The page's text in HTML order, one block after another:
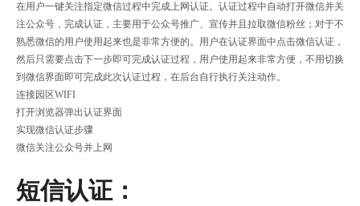
在用户一键关注指定微信过程中完成上网认证。认证过程中自动打开微信并关
注公众号，完成认证，主要用于公众号推广、宣传并且拉取微信粉丝；对于不
熟悉微信的用户使用起来也是非常方便的。用户在认证界面中点击微信认证，
然后只需要点击下一步即可完成认证过程，用户使用起来非常方便，不用切换
到微信界面即可完成此次认证过程，在后台自行执行关注动作。
连接园区WIFI
打开浏览器弹出认证界面
实现微信认证步骤
微信关注公众号并上网
短信认证：